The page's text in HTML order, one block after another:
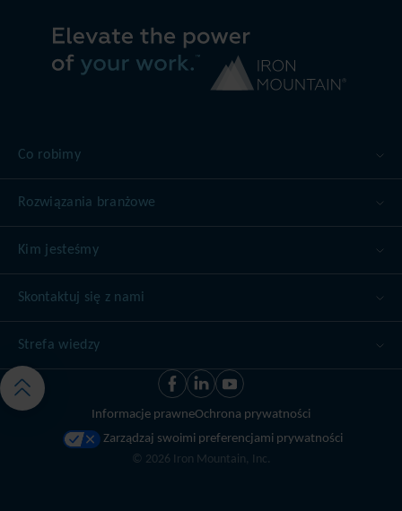
Co robimy
Rozwiązania branżowe
Kim jesteśmy
Skontaktuj się z nami
Strefa wiedzy
Informacje prawneOchrona prywatności
Zarządzaj swoimi preferencjami prywatności
© 2026 Iron Mountain, Inc.